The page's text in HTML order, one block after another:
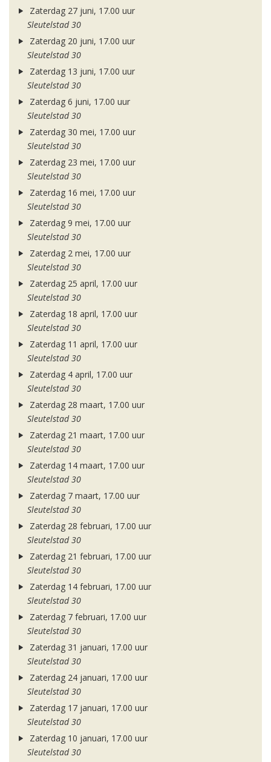
Zaterdag 27 juni, 17.00 uur
Sleutelstad 30
Zaterdag 20 juni, 17.00 uur
Sleutelstad 30
Zaterdag 13 juni, 17.00 uur
Sleutelstad 30
Zaterdag 6 juni, 17.00 uur
Sleutelstad 30
Zaterdag 30 mei, 17.00 uur
Sleutelstad 30
Zaterdag 23 mei, 17.00 uur
Sleutelstad 30
Zaterdag 16 mei, 17.00 uur
Sleutelstad 30
Zaterdag 9 mei, 17.00 uur
Sleutelstad 30
Zaterdag 2 mei, 17.00 uur
Sleutelstad 30
Zaterdag 25 april, 17.00 uur
Sleutelstad 30
Zaterdag 18 april, 17.00 uur
Sleutelstad 30
Zaterdag 11 april, 17.00 uur
Sleutelstad 30
Zaterdag 4 april, 17.00 uur
Sleutelstad 30
Zaterdag 28 maart, 17.00 uur
Sleutelstad 30
Zaterdag 21 maart, 17.00 uur
Sleutelstad 30
Zaterdag 14 maart, 17.00 uur
Sleutelstad 30
Zaterdag 7 maart, 17.00 uur
Sleutelstad 30
Zaterdag 28 februari, 17.00 uur
Sleutelstad 30
Zaterdag 21 februari, 17.00 uur
Sleutelstad 30
Zaterdag 14 februari, 17.00 uur
Sleutelstad 30
Zaterdag 7 februari, 17.00 uur
Sleutelstad 30
Zaterdag 31 januari, 17.00 uur
Sleutelstad 30
Zaterdag 24 januari, 17.00 uur
Sleutelstad 30
Zaterdag 17 januari, 17.00 uur
Sleutelstad 30
Zaterdag 10 januari, 17.00 uur
Sleutelstad 30